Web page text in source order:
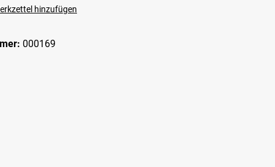
hinzufügen
000169